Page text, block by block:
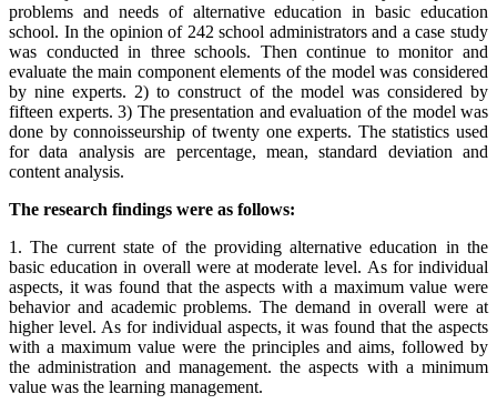
problems and needs of alternative education in basic education
school. In the opinion of 242 school administrators and a case study
was conducted in three schools. Then continue to monitor and
evaluate the main component elements of the model was considered
by nine experts. 2) to construct of the model was considered by
fifteen experts. 3) The presentation and evaluation of the model was
done by connoisseurship of twenty one experts. The statistics used
for data analysis are percentage, mean, standard deviation and
content analysis.
The research findings were as follows:
1. The current state of the providing alternative education in the
basic education in overall were at moderate level. As for individual
aspects, it was found that the aspects with a maximum value were
behavior and academic problems. The demand in overall were at
higher level. As for individual aspects, it was found that the aspects
with a maximum value were the principles and aims, followed by
the administration and management. the aspects with a minimum
value was the learning management.